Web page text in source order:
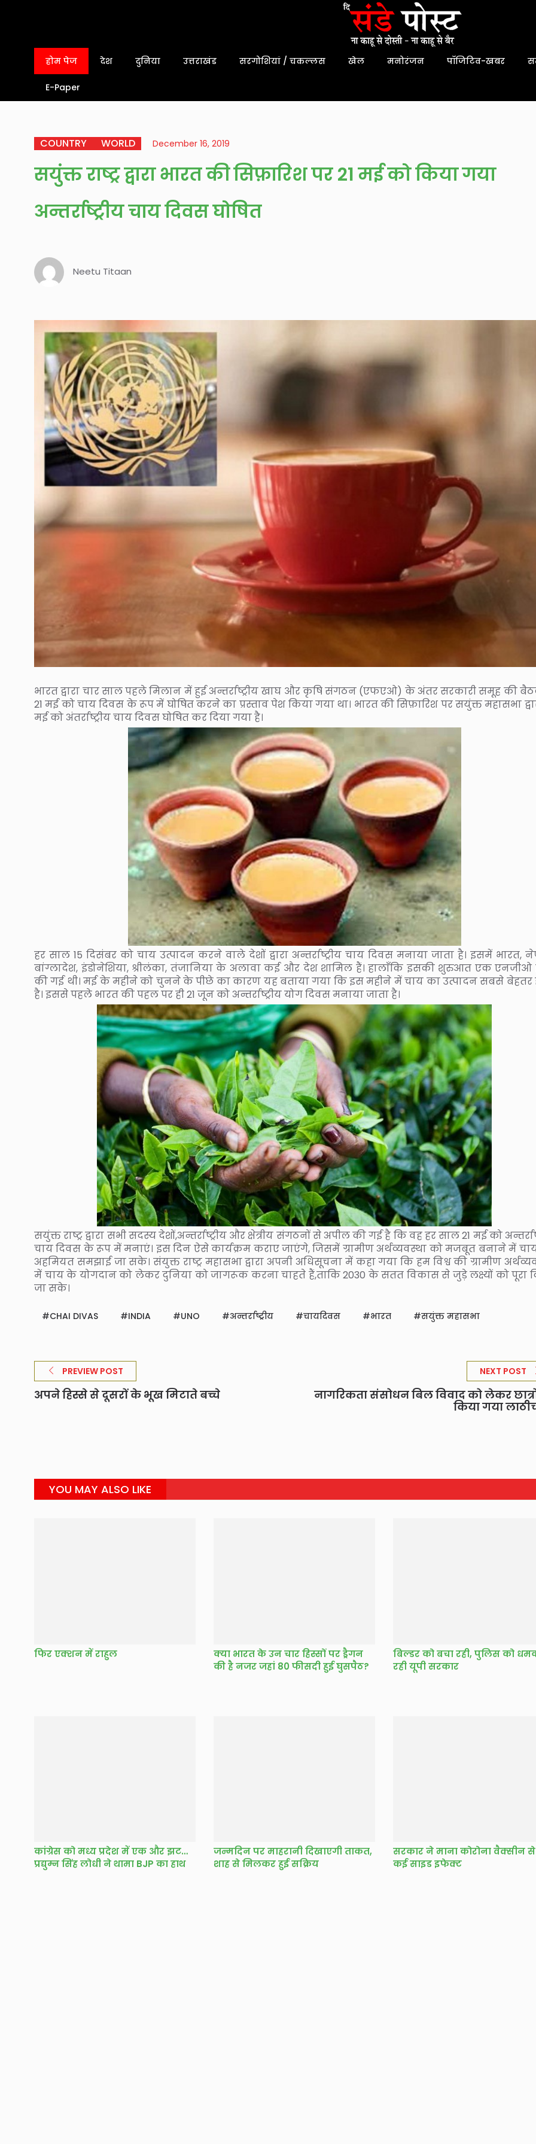
होम पेज देश दुनिया उत्तराखंड सरगोशियां / चकल्लस खेल मनोरंजन पॉजिटिव-खबर
E-Paper
COUNTRY WORLD December 16, 2019
सयुंक्त राष्ट्र द्वारा भारत की सिफ़ारिश पर 21 मई को किया गया
अन्तर्राष्ट्रीय चाय दिवस घोषित
Neetu Titaan
भारत द्वारा चार साल पहले मिलान में हुई अन्तर्राष्ट्रीय खाघ और कृषि संगठन (एफएओ) के अंतर सरकारी समूह की
21 मई को चाय दिवस के रूप में घोषित करने का प्रस्ताव पेश किया गया था। भारत की सिफ़ारिश पर सयुंक्त महासभा
मई को अंतर्राष्ट्रीय चाय दिवस घोषित कर दिया गया है।
हर साल 15 दिसंबर को चाय उत्पादन करने वाले देशों द्वारा अन्तर्राष्ट्रीय चाय दिवस मनाया जाता है। इसमें भारत,
बांग्लादेश, इंडोनेशिया, श्रीलंका, तंजानिया के अलावा कई और देश शामिल हैं। हालाँकि इसकी शुरुआत एक एनजीओ
की गई थी। मई के महीने को चुनने के पीछे का कारण यह बताया गया कि इस महीने में चाय का उत्पादन सबसे बेहतर
है। इससे पहले भारत की पहल पर ही 21 जून को अन्तर्राष्ट्रीय योग दिवस मनाया जाता है।
सयुंक्त राष्ट्र द्वारा सभी सदस्य देशों,अन्तर्राष्ट्रीय और क्षेत्रीय संगठनों से अपील की गई है कि वह हर साल 21 मई को
चाय दिवस के रूप में मनाएं। इस दिन ऐसे कार्यक्रम कराए जाएंगे, जिसमें ग्रामीण अर्थव्यवस्था को मजबूत बनाने में
अहमियत समझाई जा सके। संयुक्त राष्ट्र महासभा द्वारा अपनी अधिसूचना में कहा गया कि हम विश्व की ग्रामीण
में चाय के योगदान को लेकर दुनिया को जागरूक करना चाहते हैं,ताकि 2030 के सतत विकास से जुड़े लक्ष्यों को पूरा
जा सके।
CHAI DIVAS INDIA UNO अन्तर्राष्ट्रीय चायदिवस भारत सयुंक्त महासभा
PREVIEW POST
अपने हिस्से से दूसरों के भूख मिटाते बच्चे
NEXT POST
नागरिकता संसोधन बिल विवाद को लेकर
किया गया
YOU MAY ALSO LIKE
फिर एक्शन में राहुल
क्या भारत के उन चार हिस्सों पर ड्रैगन
की है नजर जहां 80 फीसदी हुई घुसपैठ?
बिल्डर को बचा रही, पुलिस को
रही यूपी सरकार
कांग्रेस को मध्य प्रदेश में एक और झटका,
प्रद्युम्न सिंह लोधी ने थामा BJP का हाथ
जन्मदिन पर माहरानी दिखाएगी ताकत,
शाह से मिलकर हुई सक्रिय
सरकार ने माना कोरोना वैक्सीन
कई साइड इफेक्ट